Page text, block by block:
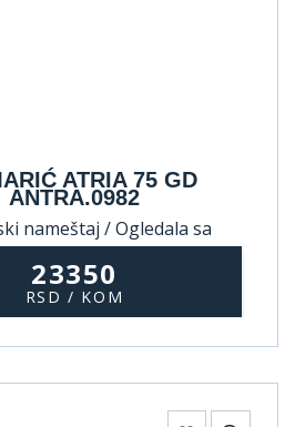
ATRIA 75 GD
ANTRA.0982
nameštaj / Ogledala sa
23350
RSD / KOM